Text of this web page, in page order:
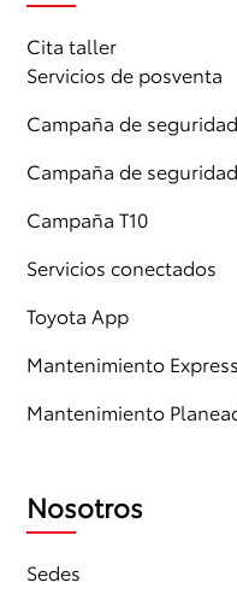
Cita taller
Servicios de posventa
Campaña de
Campaña de
Campaña T10
Servicios conectados
Toyota App
Mantenimiento Express
Mantenimiento
Nosotros
Sedes